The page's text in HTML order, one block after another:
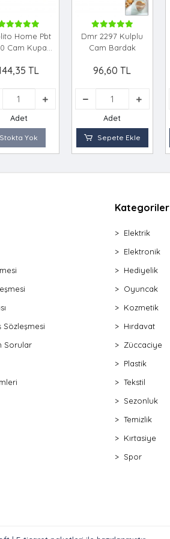
Home Pbt
Cam Kupa
TL
Adet
Stokta Yok
Dmr 2297 Kulplu
Cam Bardak
96,60 TL
Adet
Sepete Ekle
Sözleşmesi
Sorular
Kategoriler
Elektrik
Elektronik
Hediyelik
Oyuncak
Kozmetik
Hırdavat
Züccaciye
Plastik
Tekstil
Sezonluk
Temizlik
Kırtasiye
Spor